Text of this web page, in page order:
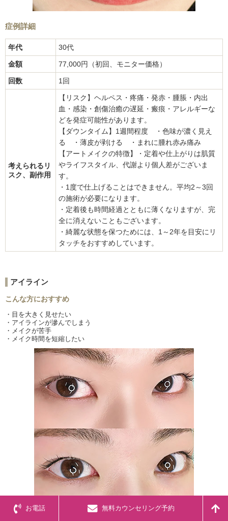
症例詳細
年代 30代
金額 77,000円（初回、モニター価格）
回数 1回
考えられるリ
スク、副作用
【リスク】ヘルペス・疼痛・発赤・腫脹・内出
血・感染・創傷治癒の遅延・瘢痕・アレルギーな
どを発症可能性があります。
【ダウンタイム】1週間程度 ・色味が濃く見え
る ・薄皮が剥ける ・まれに腫れ赤み痛み
【アートメイクの特徴】・定着や仕上がりは肌質
やライフスタイル、代謝より個人差がございま
す。
・1度で仕上げることはできません。平均2～3回
の施術が必要になります。
・定着後も時間経過とともに薄くなりますが、完
全に消えないこともございます。
・綺麗な状態を保つためには、1～2年を目安にリ
タッチをおすすめしています。
アイライン
こんな方におすすめ
・目を大きく見せたい
・アイラインが滲んでしまう
・メイクが苦手
・メイク時間を短縮したい
お電話 無料カウンセリング予約